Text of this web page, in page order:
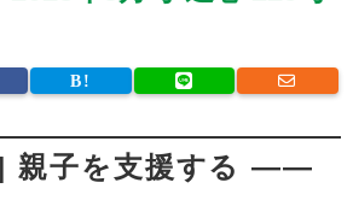
親子を支援する ――